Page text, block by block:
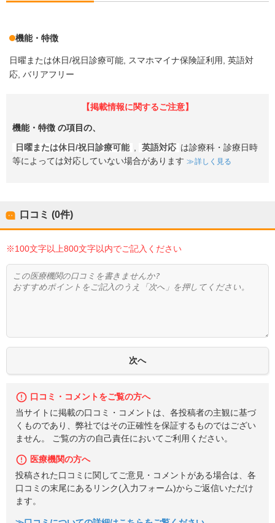
機能・特徴
日曜または休日/祝日診療可能 スマホマイナ保険証利用
英語対
応 バリアフリー
【掲載情報に関するご注意】
機能・特徴 の項目の、
日曜または休日/祝日診療可能 英語対応 は診療科・診療日時
等によっては対応していない場合があります
詳しく見る
口コミ (0件)
※100文字以上800文字以内でご記入ください
口コミ・コメントをご覧の方へ
当サイトに掲載の口コミ・コメントは、各投稿者の主観に基づ
くものであり、弊社ではその正確性を保証するものではござい
ません。 ご覧の方の自己責任においてご利用ください。
医療機関の方へ
投稿された口コミに関してご意見・コメントがある場合は、各
口コミの末尾にあるリンク(入力フォーム)からご返信いただけ
ます。